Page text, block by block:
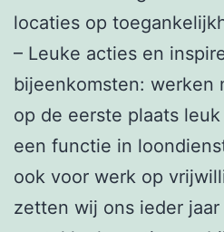
locaties op
– Leuke acties en
bijeenkomsten: werken
op de eerste plaats
een functie in
ook voor werk op
zetten wij ons ieder